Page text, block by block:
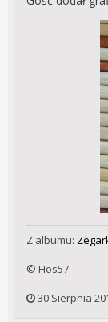
Z albumu:
© Hos57
30 Sierpnia